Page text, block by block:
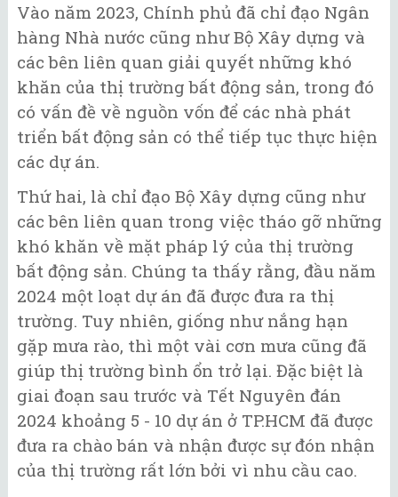
Vào năm 2023, Chính phủ đã chỉ đạo Ngân
hàng Nhà nước cũng như Bộ Xây dựng và
các bên liên quan giải quyết những khó
khăn của thị trường bất động sản, trong đó
có vấn đề về nguồn vốn để các nhà phát
triển bất động sản có thể tiếp tục thực hiện
các dự án.
Thứ hai, là chỉ đạo Bộ Xây dựng cũng như
các bên liên quan trong việc tháo gỡ những
khó khăn về mặt pháp lý của thị trường
bất động sản. Chúng ta thấy rằng, đầu năm
2024 một loạt dự án đã được đưa ra thị
trường. Tuy nhiên, giống như nắng hạn
gặp mưa rào, thì một vài cơn mưa cũng đã
giúp thị trường bình ổn trở lại. Đặc biệt là
giai đoạn sau trước và Tết Nguyên đán
2024 khoảng 5 - 10 dự án ở TP.HCM đã được
đưa ra chào bán và nhận được sự đón nhận
của thị trường rất lớn bởi vì nhu cầu cao.